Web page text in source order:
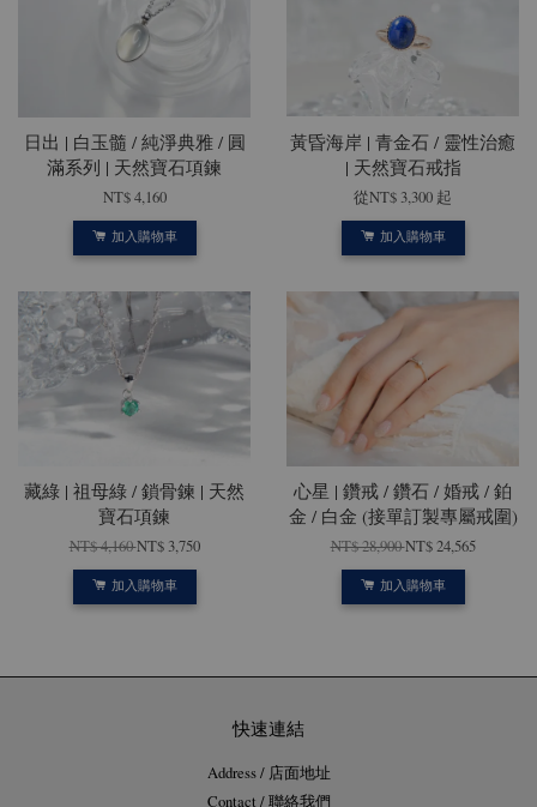
日出 | 白玉髓 / 純淨典雅 / 圓
滿系列 | 天然寶石項鍊
NT$ 4,160
加入購物車
黃昏海岸 | 青金石 / 靈性治癒
| 天然寶石戒指
從NT$ 3,300 起
加入購物車
藏綠 | 祖母綠 / 鎖骨鍊 | 天然
寶石項鍊
NT$ 4,160NT$ 3,750
加入購物車
心星 | 鑽戒 / 鑽石 / 婚戒 / 鉑
金 / 白金 (接單訂製專屬戒圍)
NT$ 28,900NT$ 24,565
加入購物車
快速連結
Address / 店面地址
Contact / 聯絡我們